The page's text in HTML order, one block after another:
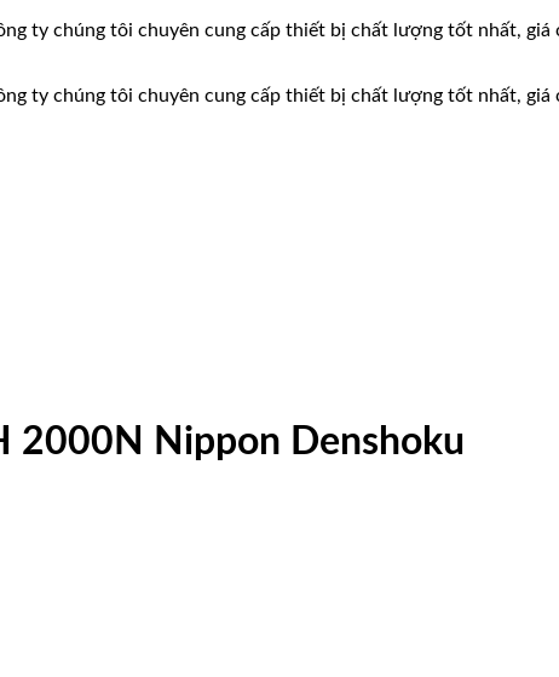
ty chúng tôi chuyên cung cấp thiết bị chất lượng tốt nhất,
ty chúng tôi chuyên cung cấp thiết bị chất lượng tốt nhất,
2000N Nippon Denshoku